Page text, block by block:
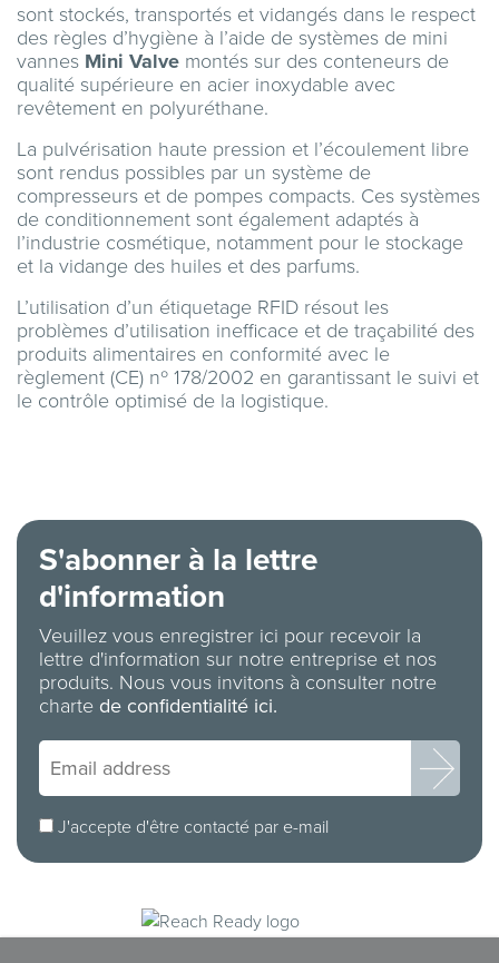
sont stockés, transportés et vidangés dans le respect
des règles d’hygiène à l’aide de systèmes de mini
vannes Mini Valve montés sur des conteneurs de
qualité supérieure en acier inoxydable avec
revêtement en polyuréthane.
La pulvérisation haute pression et l’écoulement libre
sont rendus possibles par un système de
compresseurs et de pompes compacts. Ces systèmes
de conditionnement sont également adaptés à
l’industrie cosmétique, notamment pour le stockage
et la vidange des huiles et des parfums.
L’utilisation d’un étiquetage RFID résout les
problèmes d’utilisation inefficace et de traçabilité des
produits alimentaires en conformité avec le
règlement (CE) nº 178/2002 en garantissant le suivi et
le contrôle optimisé de la logistique.
S'abonner à la lettre
d'information
Veuillez vous enregistrer ici pour recevoir la
lettre d'information sur notre entreprise et nos
produits. Nous vous invitons à consulter notre
charte de confidentialité ici.
J'accepte d'être contacté par e-mail